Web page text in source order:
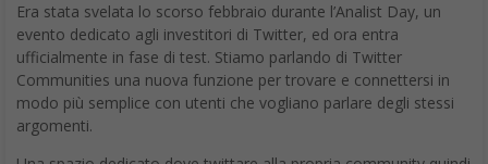
Era stata svelata lo scorso febbraio durante l’Analist Day, un
evento dedicato agli investitori di Twitter, ed ora entra
ufficialmente in fase di test. Stiamo parlando di Twitter
Communities una nuova funzione per trovare e connettersi in
modo più semplice con utenti che vogliano parlare degli stessi
argomenti.